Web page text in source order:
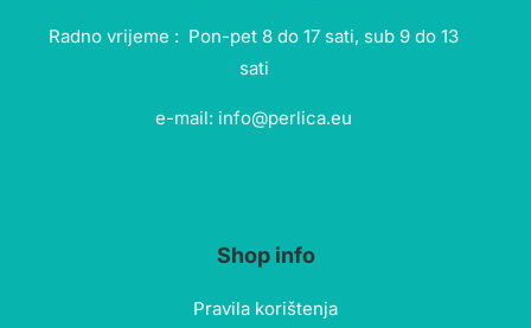
Radno vrijeme : Pon-pet 8 do 17 sati, sub 9 do 13
sati
e-mail: info@perlica.eu
Shop info
Pravila korištenja